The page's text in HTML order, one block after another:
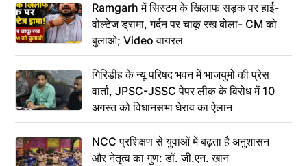
Ramgarh में सिस्टम के खिलाफ सड़क पर हाई-
वोल्टेज ड्रामा, गर्दन पर चाकू रख बोला- CM को
बुलाओ; Video वायरल
गिरिडीह के न्यू परिषद भवन में भाजयुमो की प्रेस
वार्ता, JPSC-JSSC पेपर लीक के विरोध में 10
अगस्त को विधानसभा घेराव का ऐलान
NCC प्रशिक्षण से युवाओं में बढ़ता है अनुशासन
और नेतृत्व का गुण: डॉ. जी.एन. खान